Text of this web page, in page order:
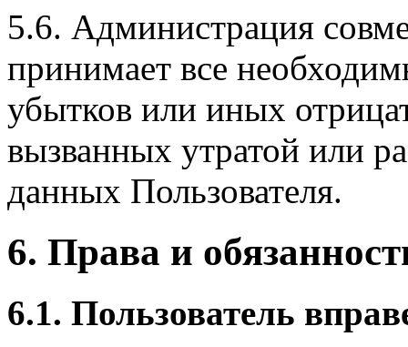
5.6. Администрация
принимает все
убытков или иных
вызванных утратой или
данных Пользователя.
6. Права и
6.1. Пользователь